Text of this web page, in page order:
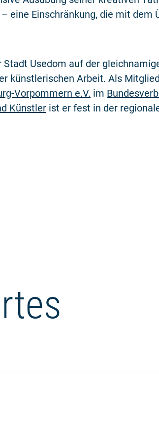
eine Einschränkung, die mit dem
Stadt Usedom auf der
künstlerischen Arbeit. Als
Vorpommern e.V. im
Künstler ist er fest in der